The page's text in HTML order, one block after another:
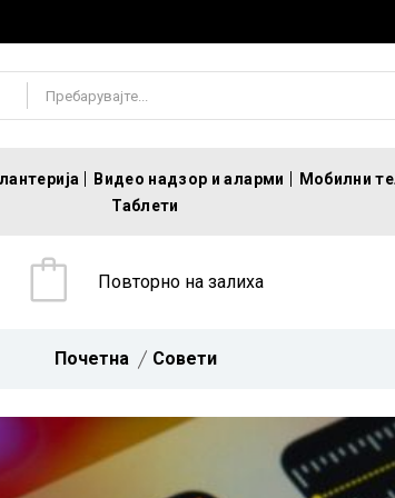
Видео надзор и аларми Мобилни
Таблети
Повторно на залиха
Почетна Совети